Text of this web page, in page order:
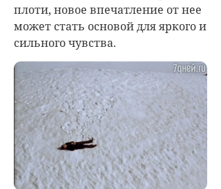
плоти, новое впечатление от нее
может стать основой для яркого и
сильного чувства.